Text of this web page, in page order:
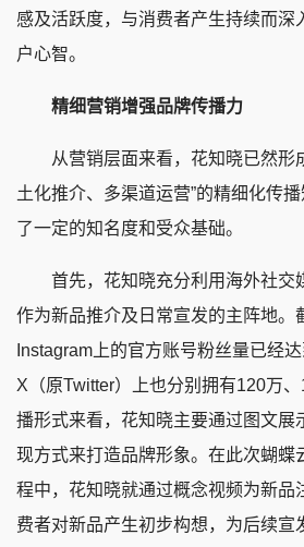
感及活跃度，与消费者产生持续而深
户心智。
精细营销增强品牌传播力
从营销层面来看，花知晓已然形
土化推介、多渠道运营”的精细化传
了一定的知名度和受众基础。
首先，花知晓充分利用海外社交
作为新品推介及日常宣发的主阵地。
Instagram上的官方账号粉丝量已经
X（原Twitter）上也分别拥有120万
播形式来看，花知晓主要通过图文展
现方式来打造品牌形象。在此次蝴蝶
程中，花知晓就通过概念视频为新品
费者对新品产生初步构想，为后续宣